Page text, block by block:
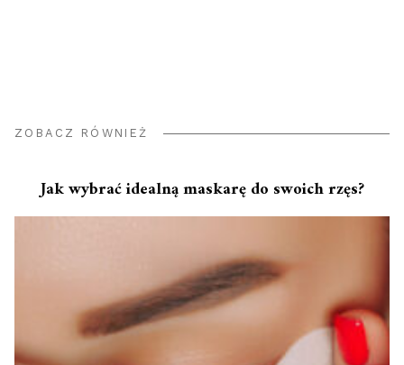
ZOBACZ RÓWNIEŻ
Jak wybrać idealną maskarę do swoich rzęs?